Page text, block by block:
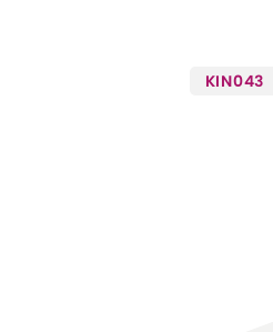
KIN043